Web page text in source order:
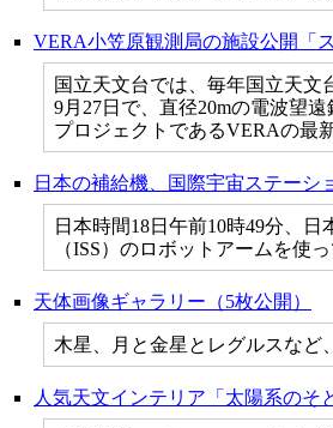
VERA小笠原観測局の施設公開「
国立天文台では、毎年国立天
9月27日で、直径20mの電波望
プロジェクトであるVERAの最
日本の補給機、国際宇宙ステーシ
日本時間18日午前10時49分、
（ISS）のロボットアームを使
天体画像ギャラリー（5枚公開）
木星、月と金星とレグルスなど
人気天文インテリア「太陽系のそ